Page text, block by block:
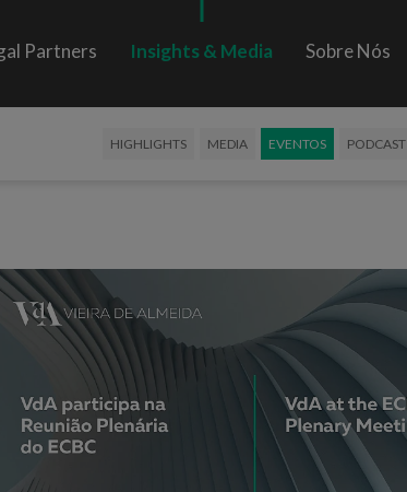
Partners Insights & Media Sobre Nós
HIGHLIGHTS MEDIA EVENTOS PODCAST